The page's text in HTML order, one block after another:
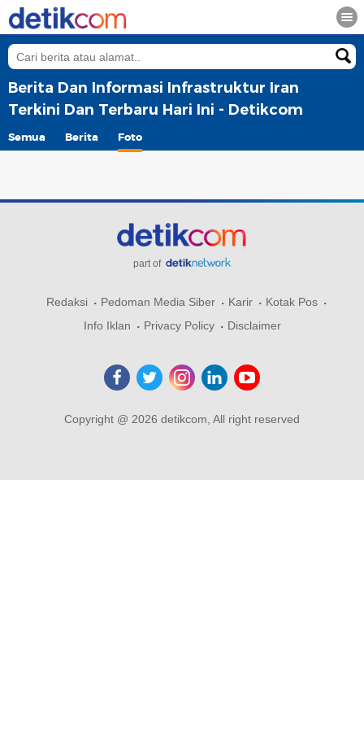
Berita Dan Informasi Infrastruktur Iran
Terkini Dan Terbaru Hari Ini - Detikcom
Semua Berita Foto
part of
Redaksi Pedoman Media Siber Karir
Kotak Pos
Info Iklan
Privacy Policy Disclaimer
Copyright @ 2026 detikcom, All right reserved